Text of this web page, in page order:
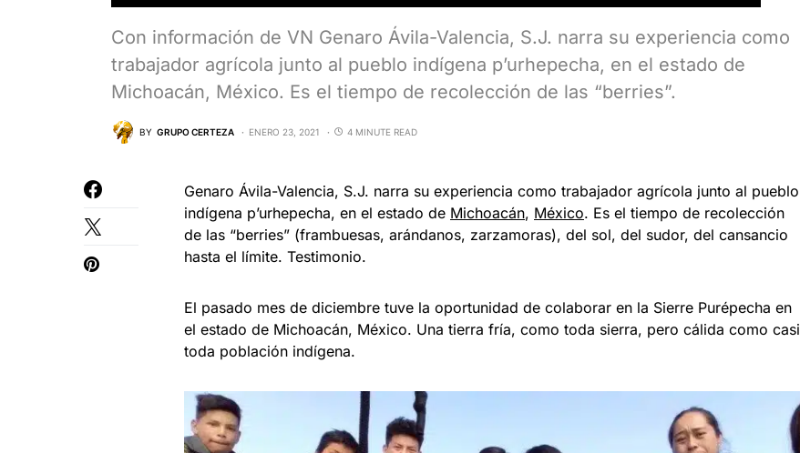
Con información de VN Genaro Ávila-Valencia, S.J. narra su experiencia como
trabajador agrícola junto al pueblo indígena p’urhepecha, en el estado de
Michoacán, México. Es el tiempo de recolección de las “berries”.
BY GRUPO CERTEZA ENERO 23, 2021 4 MINUTE READ
Genaro Ávila-Valencia, S.J. narra su experiencia como trabajador agrícola junto al pueblo
indígena p’urhepecha, en el estado de Michoacán, México. Es el tiempo de recolección
de las “berries” (frambuesas, arándanos, zarzamoras), del sol, del sudor, del cansancio
hasta el límite. Testimonio.
El pasado mes de diciembre tuve la oportunidad de colaborar en la Sierre Purépecha en
el estado de Michoacán, México. Una tierra fría, como toda sierra, pero cálida como casi
toda población indígena.